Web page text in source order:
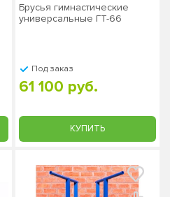
Брусья гимнастические
универсальные ГТ-66
Под заказ
61 100 руб.
КУПИТЬ